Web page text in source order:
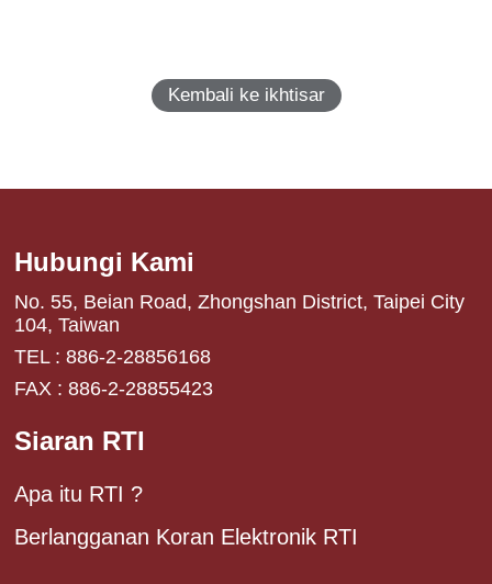
Kembali ke ikhtisar
Hubungi Kami
No. 55, Beian Road, Zhongshan District, Taipei City
104, Taiwan
TEL : 886-2-28856168
FAX : 886-2-28855423
Siaran RTI
Apa itu RTI ?
Berlangganan Koran Elektronik RTI